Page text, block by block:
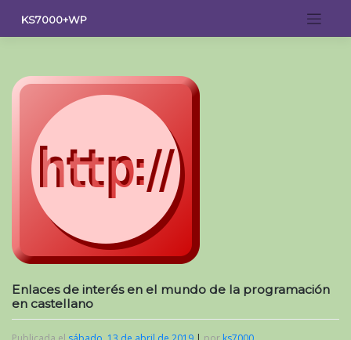
contenido
KS7000+WP
Enlaces de interés en el mundo de la programación
en castellano